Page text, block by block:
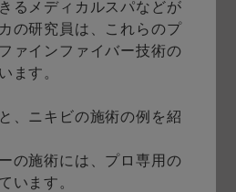
るメディカルスパなどが
の研究員は、これらのプ
ァインファイバー技術の
ます。
、ニキビの施術の例を紹
の施術には、プロ専用の
います。